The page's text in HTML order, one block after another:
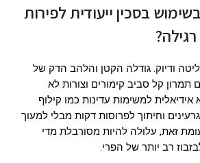
בסכין ייעודית לפירות
ודיוק. גודלה הקטן והלהב הדק של
תמרון קל סביב קימורים וצורות לא
למשימות עדינות כמו קילוף
וחיתוך לפרוסות דקות מבלי למעוך
זאת, עלולה להיות מסורבלת מדי
רב יותר של הפרי.